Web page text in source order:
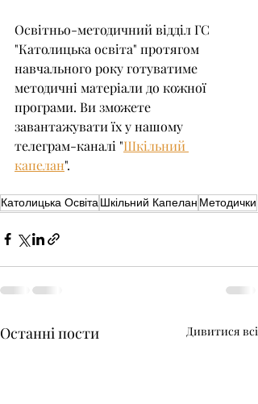
Освітньо-методичний відділ ГС
"Католицька освіта" протягом
навчального року готуватиме
методичні матеріали до кожної
програми. Ви зможете
завантажувати їх у нашому
телеграм-каналі "Шкільний
капелан".
Католицька ОсвітаШкільний Капелан Методички
Останні пости Дивитися всі